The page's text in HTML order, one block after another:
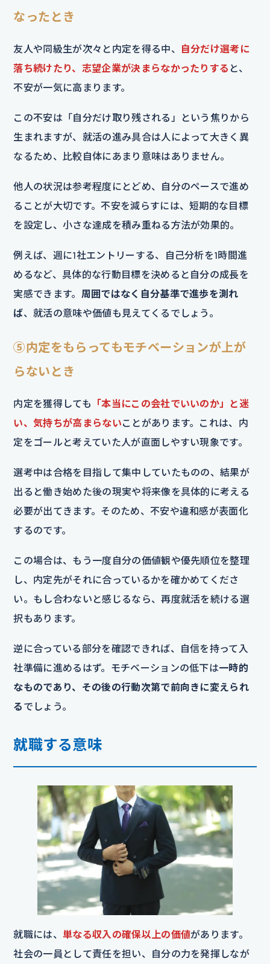
なったとき
友人や同級生が次々と内定を得る中、
自分だけ選考に
落ち続けたり、志望企業が決まらなかったりする と、
不安が一気に高まります。
この不安は「自分だけ取り残される」という焦りから
生まれますが、就活の進み具合は人によって大きく異
なるため、比較自体にあまり意味はありません。
他人の状況は参考程度にとどめ、自分のペースで進め
ることが大切です。不安を減らすには、短期的な目標
を設定し、小さな達成を積み重ねる方法が効果的。
例えば、週に1社エントリーする、自己分析を1時間進
めるなど、具体的な行動目標を決めると自分の成長を
実感できます。 周囲ではなく自分基準で進歩を測れ
ば、就活の意味や価値も見えてくるでしょう。
⑤内定をもらってもモチベーションが上が
らないとき
内定を獲得しても
「本当にこの会社でいいのか」と迷
い、気持ちが高まらないことがあります。これは、内
定をゴールと考えていた人が直面しやすい現象です。
選考中は合格を目指して集中していたものの、結果が
出ると働き始めた後の現実や将来像を具体的に考える
必要が出てきます。そのため、不安や違和感が表面化
するのです。
この場合は、もう一度自分の価値観や優先順位を整理
し、内定先がそれに合っているかを確かめてくださ
い。もし合わないと感じるなら、再度就活を続ける選
択もあります。
逆に合っている部分を確認できれば、自信を持って入
社準備に進めるはず。モチベーションの低下は一時的
なものであり、その後の行動次第で前向きに変えられ
る でしょう。
就職する意味
就職には、 単なる収入の確保以上の価値があります。
社会の一員として責任を担い、自分の力を発揮しなが